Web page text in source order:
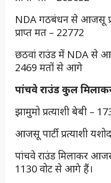
NDA गठबंधन से आजसू
प्राप्त मत – 22772
छठवां राउंड में NDA से
2469 मतों से आगे
पांचवे राउंड कुल मिलाकर
झामुमो प्रत्याशी बेबी –
आजसू पार्टी प्रत्याशी
पांचवे राउंड मिलाकर आजसू
1130 वोट से आगे हैं।